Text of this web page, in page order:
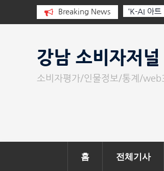
Breaking News
청문회: 진실을 부르는 힘은 고성
이다.
‘K-AI 아트
‘2026 제2
강남 소비자저널
소비자평가/인물정보/통계/
홈 전체기사